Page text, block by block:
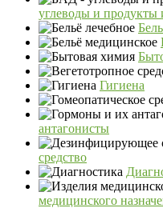
углеводы и продукты
Гигиена
антагонисты
средство
медицинского